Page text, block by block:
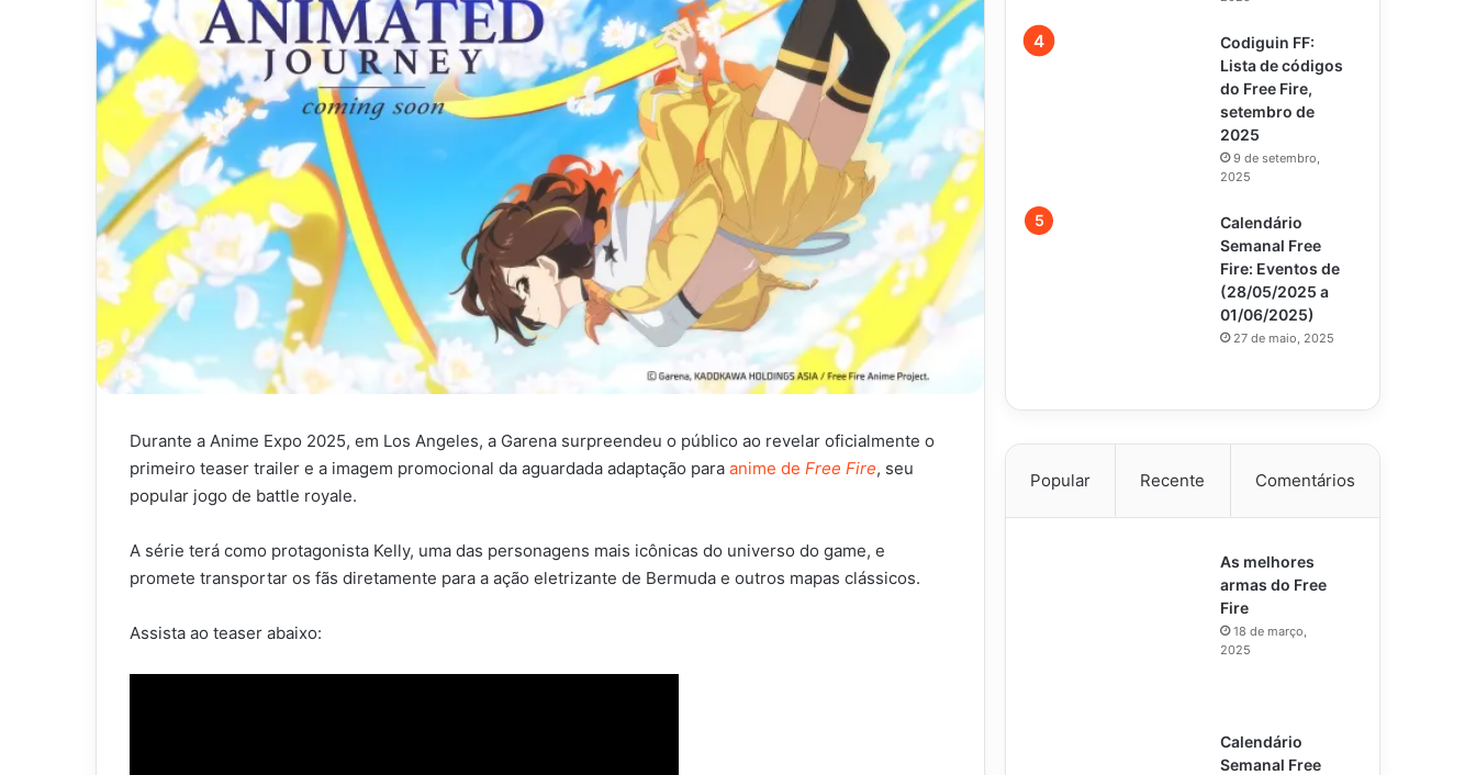
Durante a Anime Expo 2025, em Los Angeles, a Garena surpreendeu o público ao revelar oficialmente o
primeiro teaser trailer e a imagem promocional da aguardada adaptação para anime de Free Fire, seu
popular jogo de battle royale.
A série terá como protagonista Kelly, uma das personagens mais icônicas do universo do game, e
promete transportar os fãs diretamente para a ação eletrizante de Bermuda e outros mapas clássicos.
Assista ao teaser abaixo:
Codiguin FF:
Lista de códigos
do Free Fire,
setembro de
2025
9 de setembro,
2025
Calendário
Semanal Free
Fire: Eventos de
(28/05/2025 a
01/06/2025)
27 de maio, 2025
Popular Recente Comentários
As melhores
armas do Free
Fire
18 de março,
2025
Calendário
Semanal Free